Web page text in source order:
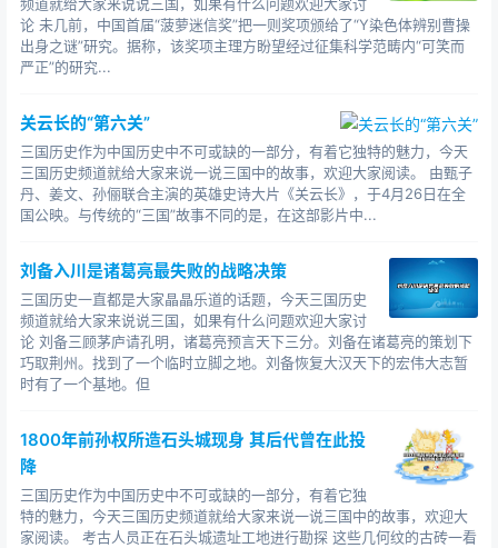
论 未几前，中国首届“菠萝迷信奖”把一则奖项颁给了“Y染色体辨别曹操
出身之谜”研究。据称，该奖项主理方盼望经过征集科学范畴内“可笑而
严正”的研究...
关云长的“第六关”
三国历史作为中国历史中不可或缺的一部分，有着它独特的魅力，今天
三国历史频道就给大家来说一说三国中的故事，欢迎大家阅读。 由甄子
丹、姜文、孙俪联合主演的英雄史诗大片《关云长》，于4月26日在全
国公映。与传统的“三国”故事不同的是，在这部影片中...
刘备入川是诸葛亮最失败的战略决策
三国历史一直都是大家晶晶乐道的话题，今天三国历史
频道就给大家来说说三国，如果有什么问题欢迎大家讨
论 刘备三顾茅庐请孔明，诸葛亮预言天下三分。刘备在诸葛亮的策划下
巧取荆州。找到了一个临时立脚之地。刘备恢复大汉天下的宏伟大志暂
时有了一个基地。但
1800年前孙权所造石头城现身 其后代曾在此投
降
三国历史作为中国历史中不可或缺的一部分，有着它独
特的魅力，今天三国历史频道就给大家来说一说三国中的故事，欢迎大
家阅读。 考古人员正在石头城遗址工地进行勘探 这些几何纹的古砖一看